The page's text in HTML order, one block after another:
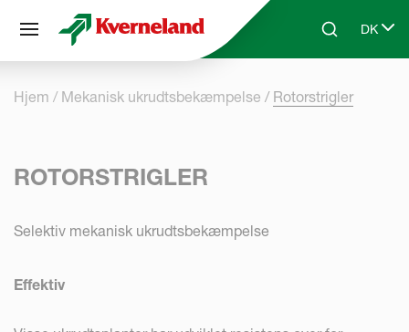
Skip to main contentSearchDK
Select
Hjem Mekanisk ukrudtsbekæmpelse Rotorstrigler
ROTORSTRIGLER
Selektiv mekanisk ukrudtsbekæmpelse
Effektiv
CCookie-styringspanel